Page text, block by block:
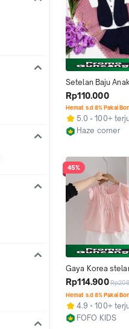
Setelan Baju
3 bulan - 5 tahun
Formal Pesta
vest Rompi Baju
Rp110.000
Hemat s.d 8% Pakai
5.0
100+
Haze corner
45%
Gaya Korea
+ overall baju bayi
perempuan Set
0-5 tahun imut jas
perempuan baju
Cantik fashion
Rp114.900
Hemat s.d 8% Pakai
4.9
100+
FOFO KIDS